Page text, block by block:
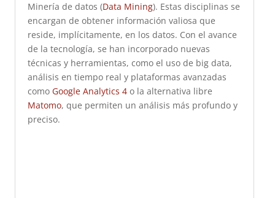
Minería de datos (Data Mining). Estas disciplinas se
encargan de obtener información valiosa que
reside, implícitamente, en los datos. Con el avance
de la tecnología, se han incorporado nuevas
técnicas y herramientas, como el uso de big data,
análisis en tiempo real y plataformas avanzadas
como Google Analytics 4o la alternativa libre
Matomo, que permiten un análisis más profundo y
preciso.